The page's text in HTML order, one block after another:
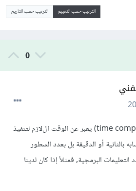
الترتيب حسب التقييم الترتيب حسب التاريخ
0
مفهوم تعقيد الوقت(time complexity) يعبر عن الوقت الﻻزم لتنفيذ
بالثانية أو الدقيقة بل بعدد السطور
البرمجية, فمثلاً إذا كان لدينا